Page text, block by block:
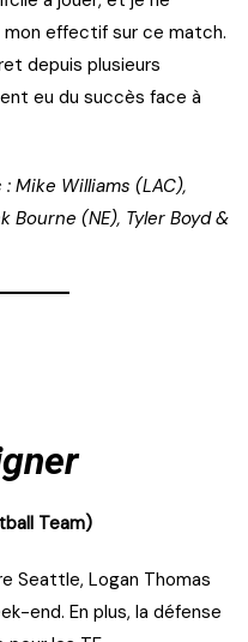
effectif sur ce match.
depuis plusieurs
eu du succès face à
Mike Williams (LAC),
Bourne (NE), Tyler Boyd &
Team)
Seattle, Logan Thomas
end. En plus, la défense